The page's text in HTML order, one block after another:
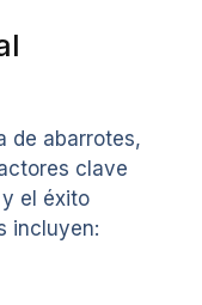
de abarrotes,
clave
el éxito
incluyen: